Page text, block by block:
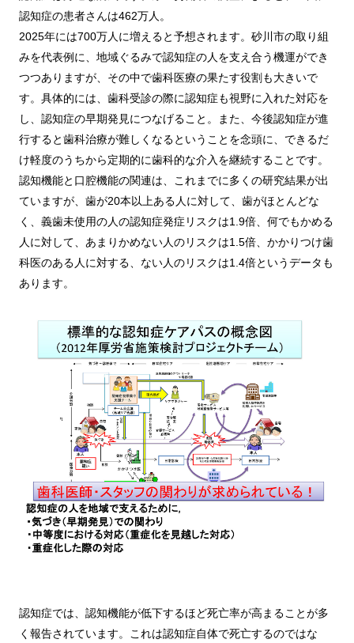
認知症の患者さんは462万人。
2025年には700万人に増えると予想されます。砂川市の取り組
みを代表例に、地域ぐるみで認知症の人を支え合う機運ができ
つつありますが、その中で歯科医療の果たす役割も大きいで
す。具体的には、歯科受診の際に認知症も視野に入れた対応を
し、認知症の早期発見につなげること。また、今後認知症が進
行すると歯科治療が難しくなるということを念頭に、できるだ
け軽度のうちから定期的に歯科的な介入を継続することです。
認知機能と口腔機能の関連は、これまでに多くの研究結果が出
ていますが、歯が20本以上ある人に対して、歯がほとんどな
く、義歯未使用の人の認知症発症リスクは1.9倍、何でもかめる
人に対して、あまりかめない人のリスクは1.5倍、かかりつけ歯
科医のある人に対する、ない人のリスクは1.4倍というデータも
あります。
認知症では、認知機能が低下するほど死亡率が高まることが多
く報告されています。これは認知症自体で死亡するのではな